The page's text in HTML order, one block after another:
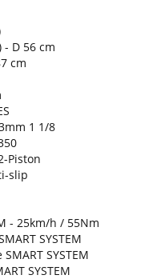
D 56 cm
cm
1 1/8
Piston
slip
- 25km/h / 55Nm
SYSTEM
SYSTEM
SYSTEM